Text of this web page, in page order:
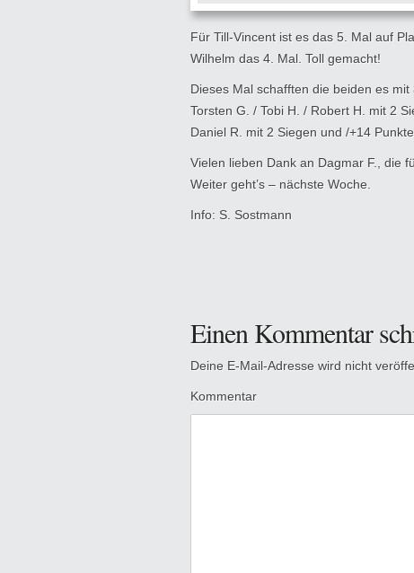
Für Till-Vincent ist es das 5. Mal auf
Wilhelm das 4. Mal. Toll gemacht!
Dieses Mal schafften die beiden es
Torsten G. / Tobi H. / Robert H. mit 2
Daniel R. mit 2 Siegen und /+14
Vielen lieben Dank an Dagmar F., die
Weiter geht’s – nächste Woche.
Info: S. Sostmann
Einen Kommentar
Deine E-Mail-Adresse wird nicht
Kommentar